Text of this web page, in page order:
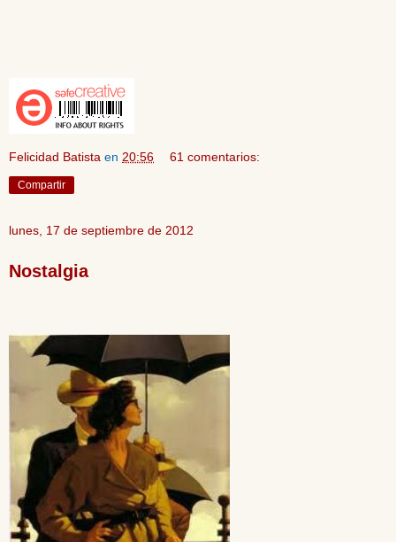
Felicidad Batista en 20:56 61 comentarios:
Compartir
lunes, 17 de septiembre de 2012
Nostalgia